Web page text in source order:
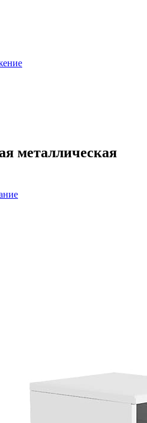
металлическая